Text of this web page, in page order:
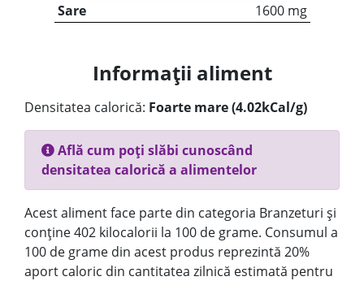
Sare
1600 mg
Informații aliment
Densitatea calorică: Foarte mare (4.02kCal/g)
Află cum poți slăbi cunoscând
densitatea calorică a alimentelor
Acest aliment face parte din categoria Branzeturi și
conține 402 kilocalorii la 100 de grame. Consumul a
100 de grame din acest produs reprezintă 20%
aport caloric din cantitatea zilnică estimată pentru